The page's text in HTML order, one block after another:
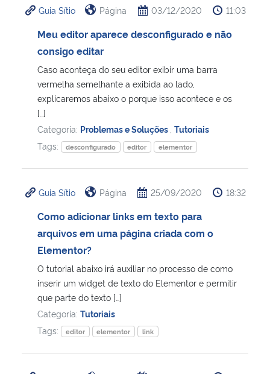
Ministério da Cidadania
Ministério de Minas e Energia
Ministério da Ciência, Tecnologia, Inovações e Comunicações
Ministério do Meio Ambiente
Ministério do Turismo
Controladoria-Geral da União
Ministério da Mulher, da Família e dos Direitos Humanos
Secretaria-Geral
Secretaria de Governo
Guia Sítio Página 03/12/2020 11:03
Meu editor aparece desconfigurado e não
consigo editar
Caso aconteça do seu editor exibir uma barra
vermelha semelhante a exibida ao lado,
explicaremos abaixo o porque isso acontece e os
[…]
Categoria: Problemas e Soluções Tutoriais
Tags:
desconfigurado editor elementor
Guia Sítio Página 25/09/2020 18:32
Como adicionar links em texto para
arquivos em uma página criada com o
Elementor?
O tutorial abaixo irá auxiliar no processo de como
inserir um widget de texto do Elementor e permitir
que parte do texto […]
Categoria: Tutoriais
Tags:
editor elementor link